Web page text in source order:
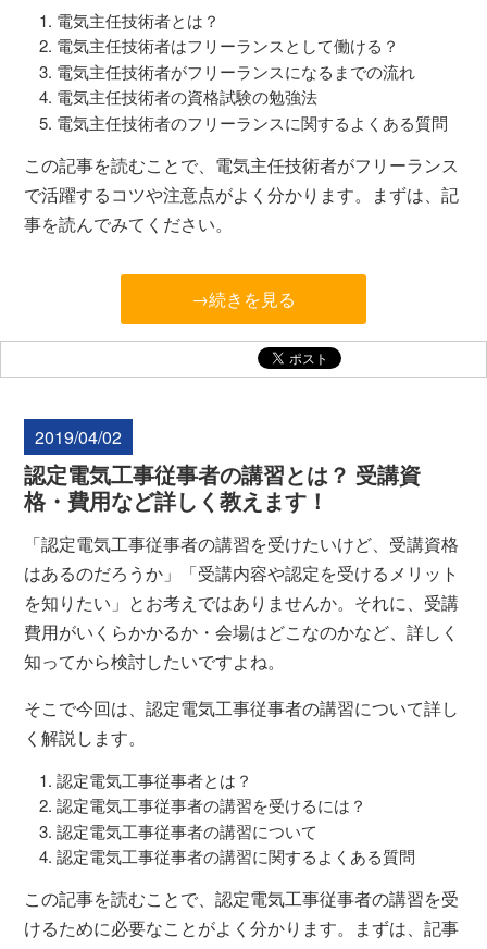
電気主任技術者とは？
電気主任技術者はフリーランスとして働ける？
電気主任技術者がフリーランスになるまでの流れ
電気主任技術者の資格試験の勉強法
電気主任技術者のフリーランスに関するよくある質問
この記事を読むことで、電気主任技術者がフリーランス
で活躍するコツや注意点がよく分かります。まずは、記
事を読んでみてください。
→続きを見る
2019/04/02
認定電気工事従事者の講習とは？ 受講資
格・費用など詳しく教えます！
「認定電気工事従事者の講習を受けたいけど、受講資格
はあるのだろうか」「受講内容や認定を受けるメリット
を知りたい」とお考えではありませんか。それに、受講
費用がいくらかかるか・会場はどこなのかなど、詳しく
知ってから検討したいですよね。
そこで今回は、認定電気工事従事者の講習について詳し
く解説します。
認定電気工事従事者とは？
認定電気工事従事者の講習を受けるには？
認定電気工事従事者の講習について
認定電気工事従事者の講習に関するよくある質問
この記事を読むことで、認定電気工事従事者の講習を受
けるために必要なことがよく分かります。まずは、記事